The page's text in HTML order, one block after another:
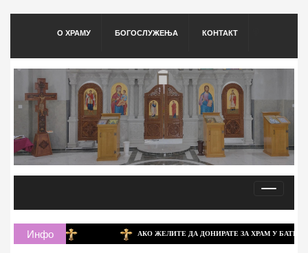
О ХРАМУ БОГОСЛУЖЕЊА КОНТАКТ
Toggle
Инфо АКО ЖЕЛИТЕ ДА ДОНИРАТЕ ЗА ХРАМ У БАТИНЦУ, ТО МОЖЕТЕ